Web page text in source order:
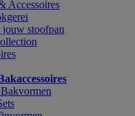
Accessoires
jouw stoofpan